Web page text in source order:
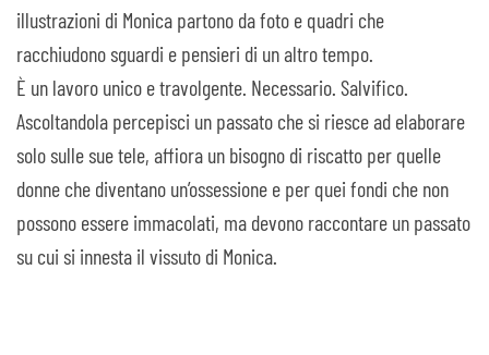
illustrazioni di Monica partono da foto e quadri che
racchiudono sguardi e pensieri di un altro tempo.
È un lavoro unico e travolgente. Necessario. Salvifico.
Ascoltandola percepisci un passato che si riesce ad elaborare
solo sulle sue tele, affiora un bisogno di riscatto per quelle
donne che diventano un’ossessione e per quei fondi che non
possono essere immacolati, ma devono raccontare un passato
su cui si innesta il vissuto di Monica.